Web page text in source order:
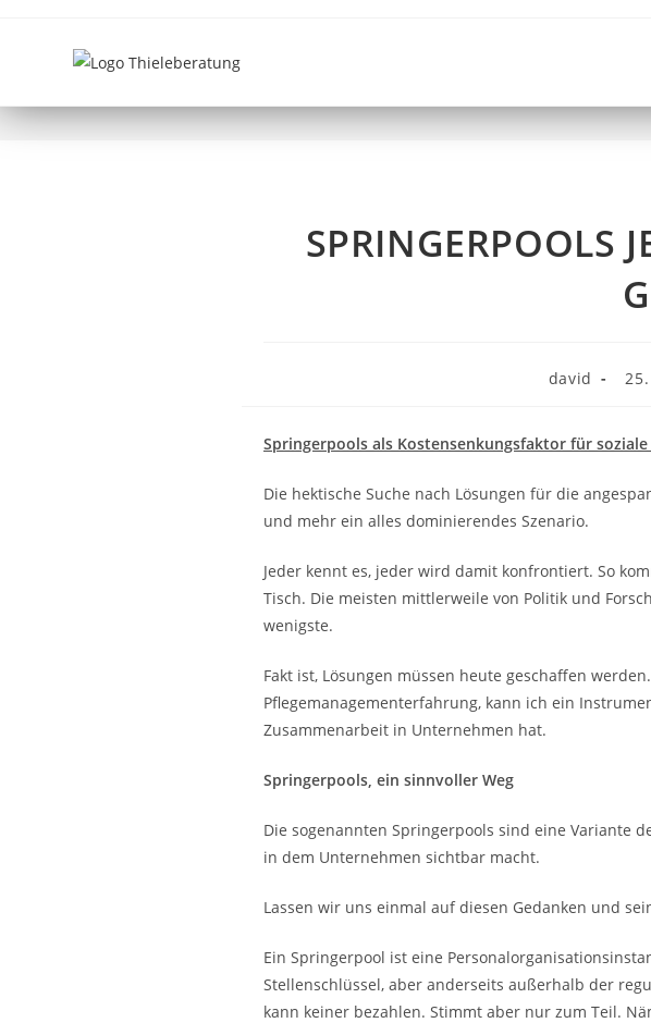
SPRINGERPOOLS JETZT
SPRINGERPOOLS
david
Springerpools als Kostensenkungsfaktor für
Die hektische Suche nach Lösungen für die
und mehr ein alles dominierendes Szenario.
Jeder kennt es, jeder wird damit konfrontiert. So
Tisch. Die meisten mittlerweile von Politik und
wenigste.
Fakt ist, Lösungen müssen heute geschaffen
Pflegemanagementerfahrung, kann ich ein
Zusammenarbeit in Unternehmen hat.
Springerpools, ein sinnvoller Weg
Die sogenannten Springerpools sind eine Variante
in dem Unternehmen sichtbar macht.
Lassen wir uns einmal auf diesen Gedanken und
Ein Springerpool ist eine
Stellenschlüssel, aber anderseits außerhalb der
kann keiner bezahlen. Stimmt aber nur zum Teil.